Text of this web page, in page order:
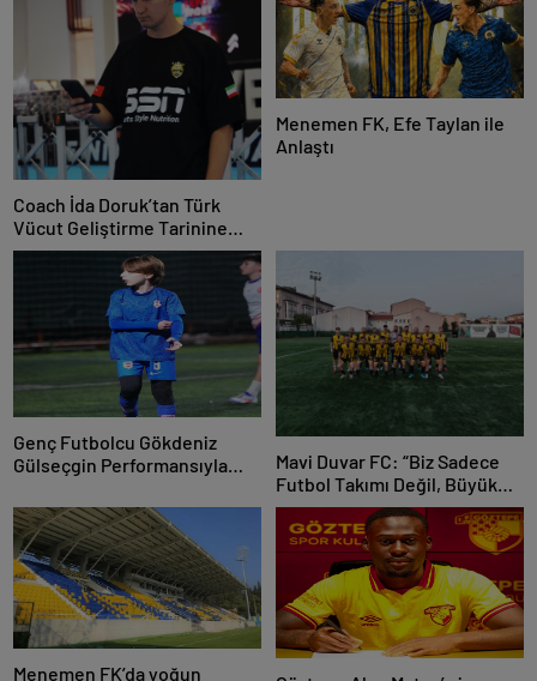
Coach İda Doruk’tan Türk
Vücut Geliştirme Tarinine
Damga Vuran Organizasyon
Menemen FK, Efe Taylan ile
Anlaştı
Genç Futbolcu Gökdeniz
Gülseçgin Performansıyla
Mavi Duvar FC: “Biz Sadece
Futbol Takımı Değil, Büyük
Bir Aileyiz”
Menemen FK’da yoğun